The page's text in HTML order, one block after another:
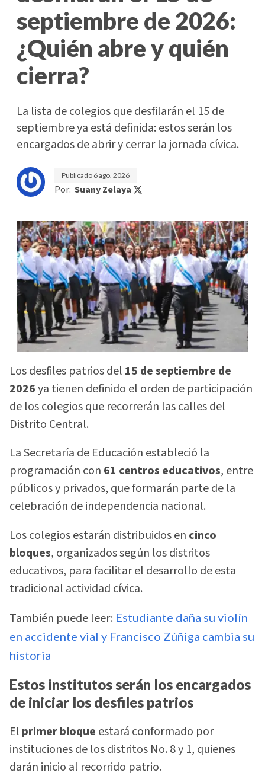
septiembre de 2026:
¿Quién abre y quién
cierra?
La lista de colegios que desfilarán el 15 de
septiembre ya está definida: estos serán los
encargados de abrir y cerrar la jornada cívica.
Publicado 6 ago. 2026
Por: Suany Zelaya
Los desfiles patrios del 15 de septiembre de
2026ya tienen definido el orden de participación
de los colegios que recorrerán las calles del
Distrito Central.
La Secretaría de Educación estableció la
programación con 61 centros educativos, entre
públicos y privados, que formarán parte de la
celebración de independencia nacional.
Los colegios estarán distribuidos en cinco
bloques, organizados según los distritos
educativos, para facilitar el desarrollo de esta
tradicional actividad cívica.
También puede leer: Estudiante daña su violín
en accidente vial y Francisco Zúñiga cambia su
historia
Estos institutos serán los encargados
de iniciar los desfiles patrios
El primer bloque estará conformado por
instituciones de los distritos No. 8 y 1, quienes
darán inicio al recorrido patrio.